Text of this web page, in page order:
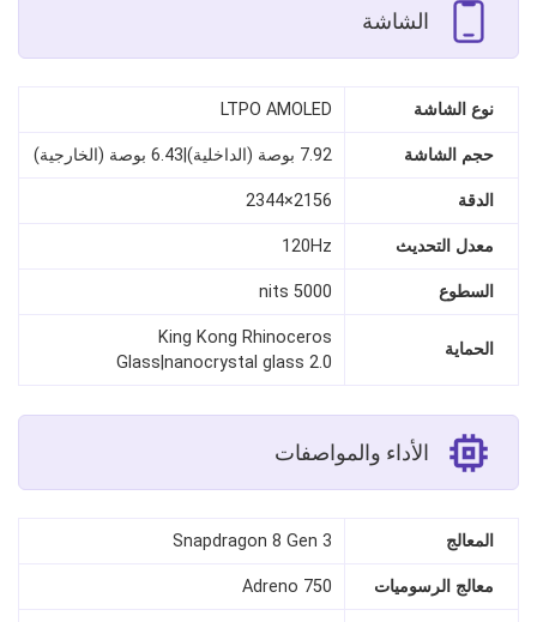
الشاشة
نوع الشاشة LTPO AMOLED
حجم الشاشة 7.92 بوصة (الداخلية)|6.43 بوصة (الخارجية)
الدقة 2156×2344
معدل التحديث 120Hz
السطوع 5000 nits
الحماية
King Kong Rhinoceros
Glass|nanocrystal glass 2.0
الأداء والمواصفات
المعالج Snapdragon 8 Gen 3
معالج الرسوميات Adreno 750